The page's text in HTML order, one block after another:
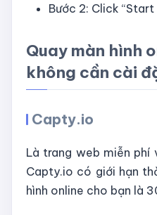
Bước 2: Click “Start
Quay màn hình
không cần cài
Capty.io
Là trang web miễn phí
Capty.io có giới hạn
hình online cho bạn là